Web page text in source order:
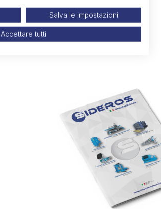
Salva le impostazioni
Accettare tutti